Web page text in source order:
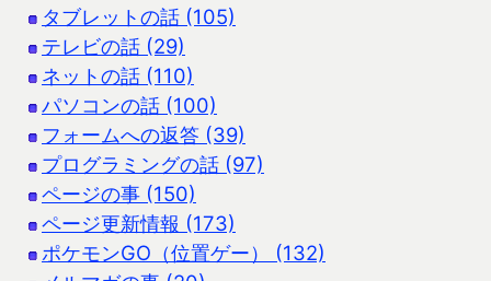
タブレットの話 (105)
テレビの話 (29)
ネットの話 (110)
パソコンの話 (100)
フォームへの返答 (39)
プログラミングの話 (97)
ページの事 (150)
ページ更新情報 (173)
ポケモンGO（位置ゲー） (132)